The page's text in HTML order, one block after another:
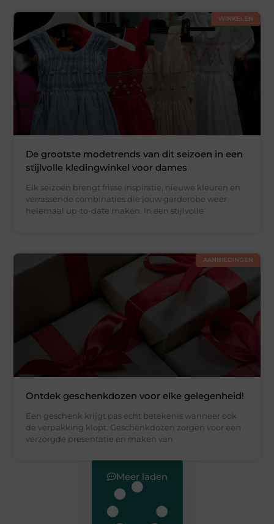
WINKELEN
De grootste modetrends van dit seizoen in een
stijlvolle kledingwinkel voor dames
Elk seizoen brengt frisse inspiratie, nieuwe kleuren en
verrassende combinaties die jouw garderobe weer
helemaal up-to-date maken. In een stijlvolle
AANBIEDINGEN
Ontdek geschenkdozen voor elke gelegenheid!
Een geschenk krijgt pas echt betekenis wanneer ook
de verpakking klopt. Geschenkdozen zorgen voor een
verzorgde presentatie en maken van
Meer laden